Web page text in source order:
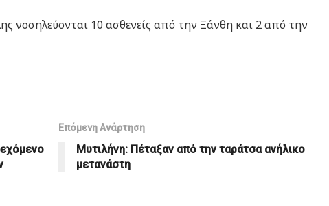
νοσηλεύονται 10 ασθενείς από την Ξάνθη και 2 από την
Επόμενη Ανάρτηση
Μυτιλήνη: Πέταξαν από την ταράτσα ανήλικο
μετανάστη